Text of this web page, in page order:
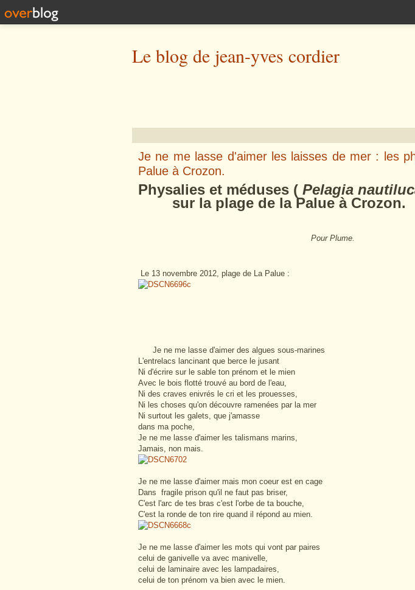
Le blog de jean-yves cordier
Je ne me lasse d'aimer les laisses de mer : les
Palue à Crozon.
Physalies et méduses ( Pelagia
sur la plage de la Palue à Crozon.
Pour Plume.
Le 13 novembre 2012, plage de La Palue :
Je ne me lasse d'aimer des algues sous-marines
L'entrelacs lancinant que berce le jusant
Ni d'écrire sur le sable ton prénom et le mien
Avec le bois flotté trouvé au bord de l'eau,
Ni des craves enivrés le cri et les prouesses,
Ni les choses qu'on découvre ramenées par la mer
Ni surtout les galets, que j'amasse
dans ma poche,
Je ne me lasse d'aimer les talismans marins,
Jamais, non mais.
Je ne me lasse d'aimer mais mon coeur est en cage
Dans fragile prison qu'il ne faut pas briser,
C'est l'arc de tes bras c'est l'orbe de ta bouche,
C'est la ronde de ton rire quand il répond au mien.
Je ne me lasse d'aimer les mots qui vont par paires
celui de ganivelle va avec manivelle,
celui de laminaire avec les lampadaires,
celui de ton prénom va bien avec le mien.